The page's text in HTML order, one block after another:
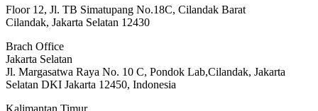
Floor 12, Jl. TB Simatupang No.18C, Cilandak Barat
Cilandak, Jakarta Selatan 12430
Brach Office
Jakarta Selatan
Jl. Margasatwa Raya No. 10 C, Pondok Lab,Cilandak, Jakarta
Selatan DKI Jakarta 12450, Indonesia
Kalimantan Timur